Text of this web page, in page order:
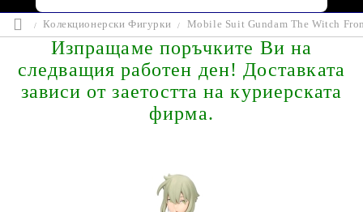
Колекционерски Фигурки Mobile Suit Gundam The Witch
Изпращаме поръчките Ви на
следващия работен ден! Доставката
зависи от заетостта на куриерската
фирма.